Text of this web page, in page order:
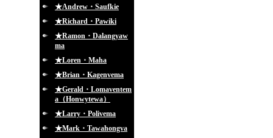
★Andrew・Saufkie
★Richard・Pawiki
★Ramon・Dalangyaw
ma
★Loren・Maha
★Brian・Kagenvema
★Gerald・Lomaventem
a（Honwytewa）
★Larry・Polivema
★Mark・Tawahongva